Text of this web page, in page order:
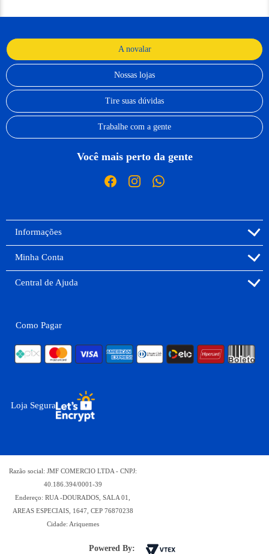
A novalar
Nossas lojas
Tire suas dúvidas
Trabalhe com a gente
Você mais perto da gente
Informações
Minha Conta
Central de Ajuda
Como Pagar
Loja Segura
Razão social: JMF COMERCIO LTDA - CNPJ:
40.186.394/0001-39
Endereço: RUA -DOURADOS, SALA 01,
AREAS ESPECIAIS, 1647, CEP 76870238
Cidade: Ariquemes
Powered By: